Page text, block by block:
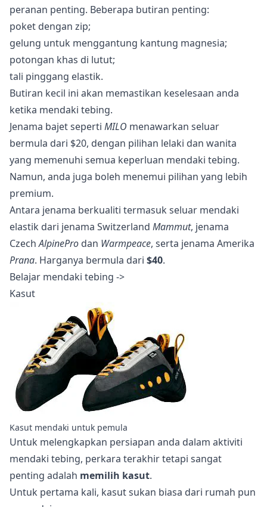
peranan penting. Beberapa butiran penting:
poket dengan zip;
gelung untuk menggantung kantung magnesia;
potongan khas di lutut;
tali pinggang elastik.
Butiran kecil ini akan memastikan keselesaan anda
ketika mendaki tebing.
Jenama bajet seperti MILO menawarkan seluar
bermula dari $20, dengan pilihan lelaki dan wanita
yang memenuhi semua keperluan mendaki tebing.
Namun, anda juga boleh menemui pilihan yang lebih
premium.
Antara jenama berkualiti termasuk seluar mendaki
elastik dari jenama Switzerland Mammut, jenama
CzechAlpinePro dan Warmpeace, serta jenama Amerika
Prana. Harganya bermula dari $40.
Belajar mendaki tebing ->
Kasut
Kasut mendaki untuk pemula
Untuk melengkapkan persiapan anda dalam aktiviti
mendaki tebing, perkara terakhir tetapi sangat
penting adalah memilih kasut.
Untuk pertama kali, kasut sukan biasa dari rumah pun